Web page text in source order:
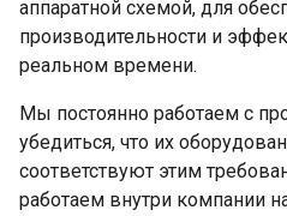
аппаратной схемой, для
производительности и
реальном времени.
Мы постоянно работаем с
убедиться, что их
соответствуют этим
работаем внутри компании